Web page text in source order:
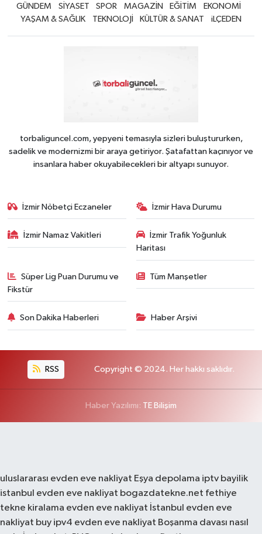
GÜNDEM SİYASET SPOR MAGAZİN EĞİTİM
EKONOMİ
YAŞAM & SAĞLIK
TEKNOLOJİ KÜLTÜR & SANAT iLÇEDEN
torbaliguncel.com, yepyeni temasıyla sizleri buluştururken,
sadelik ve modernizmi bir araya getiriyor. Şatafattan kaçınıyor ve
insanlara haber okuyabilecekleri bir altyapı sunuyor.
İzmir Nöbetçi Eczaneler İzmir Hava Durumu
İzmir Namaz Vakitleri
İzmir Trafik Yoğunluk
Haritası
Süper Lig Puan Durumu ve
Fikstür
Tüm Manşetler
Son Dakika Haberleri Haber Arşivi
RSS Copyright © 2024. Her hakkı saklıdır.
Haber Yazılımı: TE Bilişim
uluslararası evden eve nakliyat Eşya depolama iptv bayilik
istanbul evden eve nakliyat bogazdatekne.net fethiye
tekne kiralama evden eve nakliyat İstanbul evden eve
nakliyat buy ipv4 evden eve nakliyat Boşanma davası nasıl